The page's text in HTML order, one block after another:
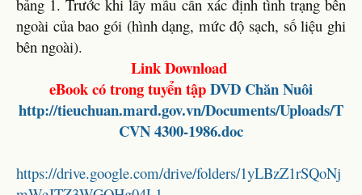
bảng 1. Trước khi lấy mẫu cần xác định tình trạng bên
ngoài của bao gói (hình dạng, mức độ sạch, số liệu ghi
bên ngoài).
Link Download
eBook có trong tuyển tậpDVD Chăn Nuôi
http://tieuchuan.mard.gov.vn/Documents/Uploads/T
CVN 4300-1986.doc
https://drive.google.com/drive/folders/1yLBzZ1rSQoNj